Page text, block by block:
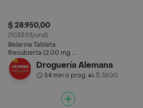
$ 28.950,00
(1033.93/und)
Belarina Tableta
Recubierta (2.00 mg /
0.02 mg)
Droguería Alemana
54 min o prog.• $ 3500